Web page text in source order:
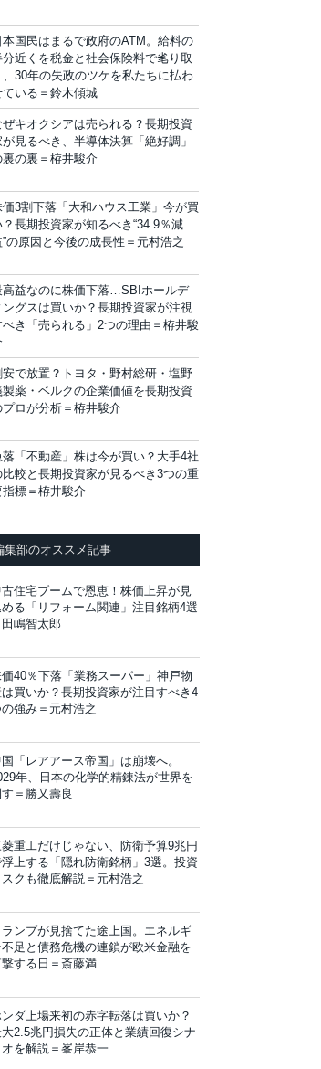
本国民はまるで政府のATM。給料の
分近くを税金と社会保険料で毟り取
、30年の失政のツケを私たちに払わ
ている＝鈴木傾城
ぜキオクシアは売られる？長期投資
が見るべき、半導体決算「絶好調」
裏の裏＝栫井駿介
価3割下落「大和ハウス工業」今が買
？長期投資家が知るべき“34.9％減
”の原因と今後の成長性＝元村浩之
高益なのに株価下落…SBIホールデ
ングスは買いか？長期投資家が注視
べき「売られる」2つの理由＝栫井駿
安で放置？トヨタ・野村総研・塩野
製薬・ベルクの企業価値を長期投資
プロが分析＝栫井駿介
落「不動産」株は今が買い？大手4社
比較と長期投資家が見るべき3つの重
指標＝栫井駿介
集部のオススメ記事
住宅ブームで恩恵！株価上昇が見
る「リフォーム関連」注目銘柄4選
田嶋智太郎
40％下落「業務スーパー」神戸物
は買いか？長期投資家が注目すべき4
強み＝元村浩之
「レアアース帝国」は崩壊へ。
年、日本の化学的精錬法が世界を
＝勝又壽良
重工だけじゃない、防衛予算9兆円
上する「隠れ防衛銘柄」3選。投資
スクも徹底解説＝元村浩之
ランプが見捨てた途上国。エネルギ
不足と債務危機の連鎖が欧米金融を
する日＝斎藤満
ダ上場来初の赤字転落は買いか？
2.5兆円損失の正体と業績回復シナ
オを解説＝峯岸恭一